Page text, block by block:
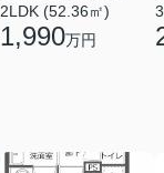
2LDK (52.36㎡)
1,990万円